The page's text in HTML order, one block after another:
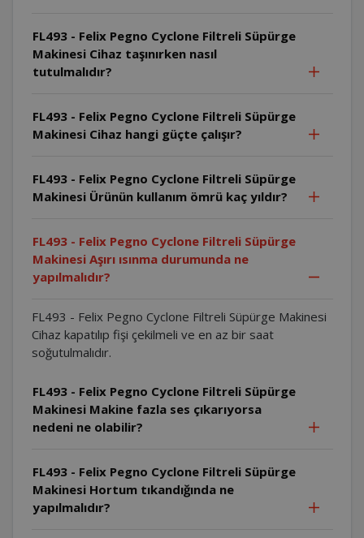
FL493 - Felix Pegno Cyclone Filtreli Süpürge
Makinesi Cihaz taşınırken nasıl
tutulmalıdır?
FL493 - Felix Pegno Cyclone Filtreli Süpürge
Makinesi Cihaz hangi güçte çalışır?
FL493 - Felix Pegno Cyclone Filtreli Süpürge
Makinesi Ürünün kullanım ömrü kaç yıldır?
FL493 - Felix Pegno Cyclone Filtreli Süpürge
Makinesi Aşırı ısınma durumunda ne
yapılmalıdır?
FL493 - Felix Pegno Cyclone Filtreli Süpürge Makinesi
Cihaz kapatılıp fişi çekilmeli ve en az bir saat
soğutulmalıdır.
FL493 - Felix Pegno Cyclone Filtreli Süpürge
Makinesi Makine fazla ses çıkarıyorsa
nedeni ne olabilir?
FL493 - Felix Pegno Cyclone Filtreli Süpürge
Makinesi Hortum tıkandığında ne
yapılmalıdır?